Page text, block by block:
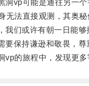
vp可能是通往另一个
法直接观测，其奥秘
们或许有朝一日能够
保持谦逊和敬畏，尊
的旅程中，发现更多